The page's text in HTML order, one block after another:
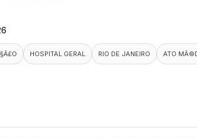
HOSPITAL GERAL RIO DE JANEIRO ATO